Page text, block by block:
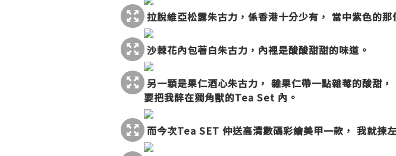
拉脫維亞松露朱古力，係香港十分少有， 當中紫色的
沙棘花內包著白朱古力，內裡是酸酸甜甜的味道。
另一顆是果仁酒心朱古力， 雜果仁帶一點雜莓的酸甜
要把我醉在獨角獸的Tea Set 內。
而今次Tea SET 仲送高清數碼彩繪美甲一款， 我就揀